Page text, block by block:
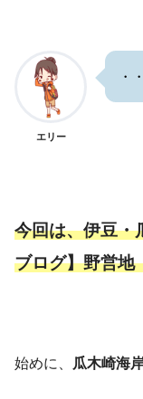
エリー
・
今回は、伊豆・
ブログ】野営
始めに、 瓜木崎海